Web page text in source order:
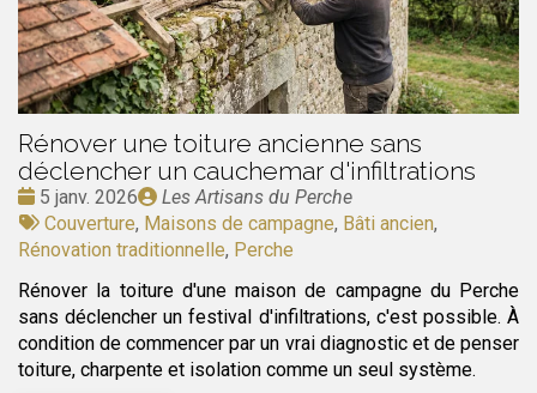
Rénover une toiture ancienne sans
déclencher un cauchemar d'infiltrations
Date
:
5 janv. 2026
Publié
par
Les Artisans du Perche
Tags
:
Couverture, Maisons de campagne, Bâti ancien,
Rénovation traditionnelle, Perche
Rénover la toiture d'une maison de campagne du Perche
sans déclencher un festival d'infiltrations, c'est possible. À
condition de commencer par un vrai diagnostic et de penser
toiture, charpente et isolation comme un seul système.